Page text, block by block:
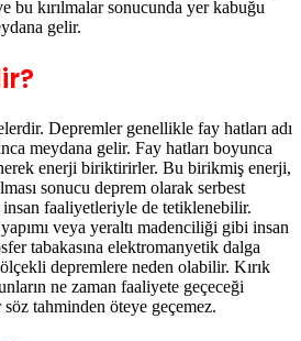
Depremler genellikle fay hatları adı
enerji biriktirirler. Bu birikmiş enerji,
sonucu deprem olarak serbest
insan faaliyetleriyle de tetiklenebilir.
veya yeraltı madenciliği gibi insan
tabakasına elektromanyetik dalga
depremlere neden olabilir. Kırık
ne zaman faaliyete geçeceği
tahminden öteye geçemez.
Ölçülür?